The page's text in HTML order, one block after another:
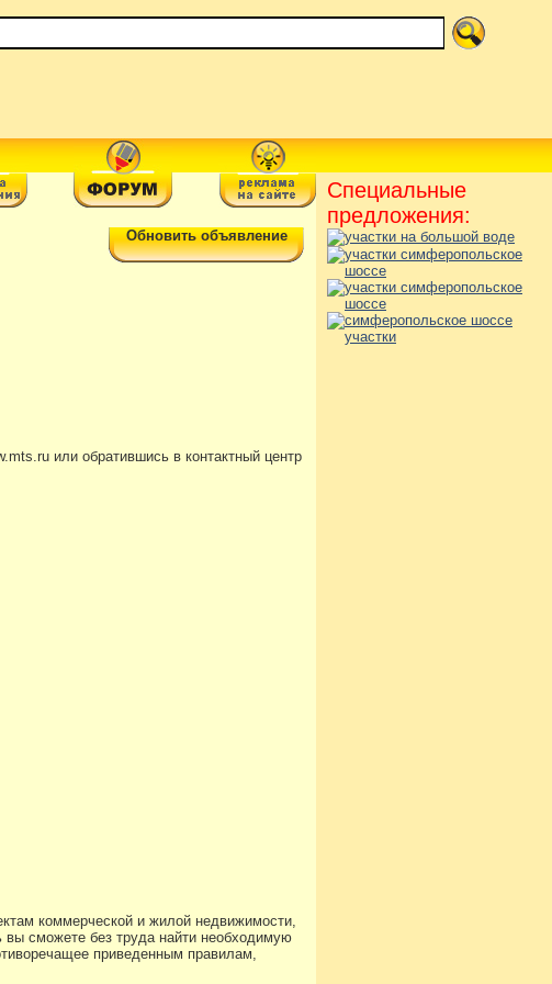
Обновить объявление
или обратившись в контактный центр
Специальные
предложения:
коммерческой и жилой недвижимости,
сможете без труда найти необходимую
приведенным правилам,